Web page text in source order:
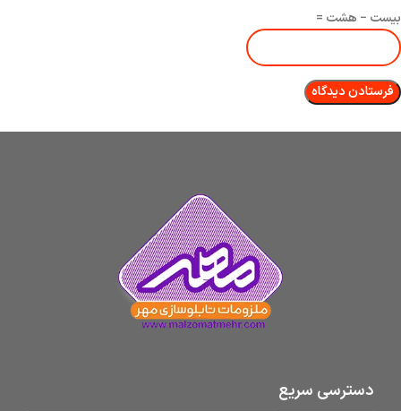
بیست − هشت =
دسترسی سریع